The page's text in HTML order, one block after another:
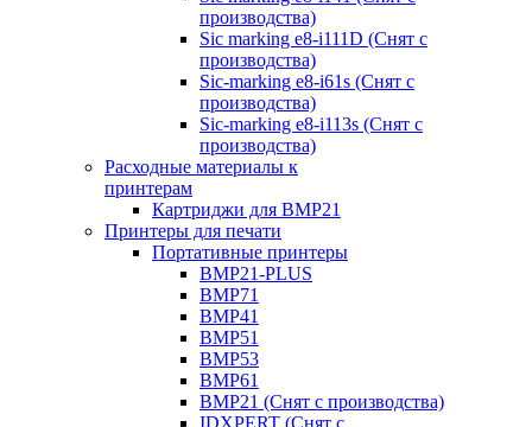
производства)
Sic marking e8-i111D (Снят с
производства)
Sic-marking e8-i61s (Снят с
производства)
Sic-marking e8-i113s (Снят с
производства)
Расходные материалы к
принтерам
Картриджи для BMP21
Принтеры для печати
Портативные принтеры
BMP21-PLUS
BMP71
BMP41
BMP51
BMP53
BMP61
BMP21 (Снят с производства)
IDXPERT (Снят с